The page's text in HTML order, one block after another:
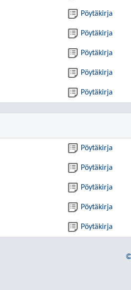
Pöytäkirja
Pöytäkirja
Pöytäkirja
Pöytäkirja
Pöytäkirja
Pöytäkirja
Pöytäkirja
Pöytäkirja
Pöytäkirja
Pöytäkirja